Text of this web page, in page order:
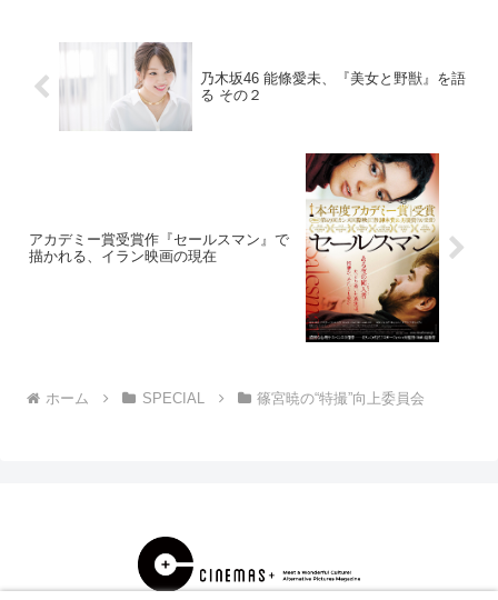
乃木坂46 能條愛未、『美女と野獣』を語
る その２
アカデミー賞受賞作『セールスマン』で
描かれる、イラン映画の現在
ホーム SPECIAL 篠宮暁の“特撮”向上委員会